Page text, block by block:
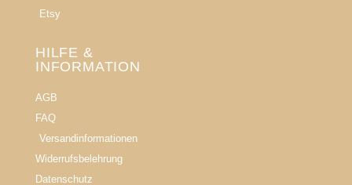
Etsy
HILFE &
INFORMATION​
AGB
FAQ
Versandinformationen
Widerrufsbelehrung
Datenschutz